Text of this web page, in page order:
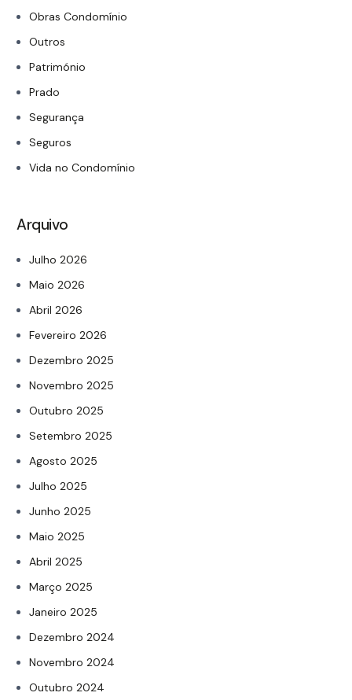
Obras Condomínio
Outros
Património
Prado
Segurança
Seguros
Vida no Condomínio
Arquivo
Julho 2026
Maio 2026
Abril 2026
Fevereiro 2026
Dezembro 2025
Novembro 2025
Outubro 2025
Setembro 2025
Agosto 2025
Julho 2025
Junho 2025
Maio 2025
Abril 2025
Março 2025
Janeiro 2025
Dezembro 2024
Novembro 2024
Outubro 2024